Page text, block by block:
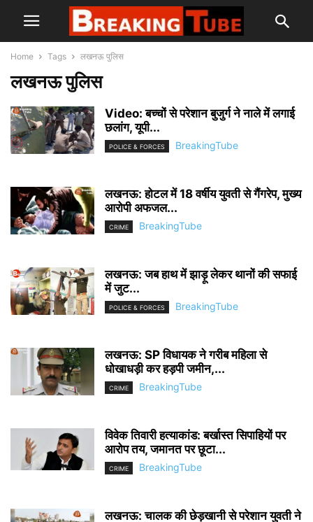
Home Tags लखनऊ पुलिस
लखनऊ पुलिस
Video: बच्चों से परेशान बुजुर्ग ने नाले में लगाई
छलांग, यूपी...
POLICE & FORCES BreakingTube
लखनऊ: होटल में 18 वर्षीय युवती से गैंगरेप, मुख्य
आरोपी अफजल...
CRIME BreakingTube
लखनऊ: जब हाथ में झाड़ू लेकर थानों की सफाई
में जुट...
POLICE & FORCES BreakingTube
लखनऊ: SP विधायक ने गरीब महिला से
धोखाधड़ी कर हड़पी जमीन,...
CRIME BreakingTube
विवेक तिवारी हत्याकांड: बर्खास्त सिपाहियों पर
आरोप तय, जमानत पर छूटा...
CRIME BreakingTube
लखनऊ: चालक की छेड़खानी से परेशान युवती ने